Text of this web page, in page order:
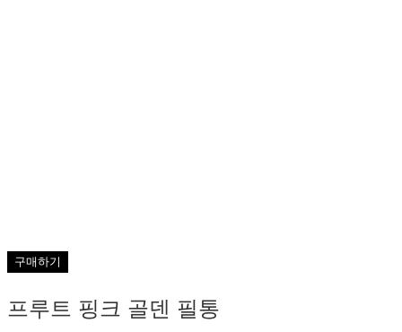
구매하기
프루트 핑크 골덴 필통